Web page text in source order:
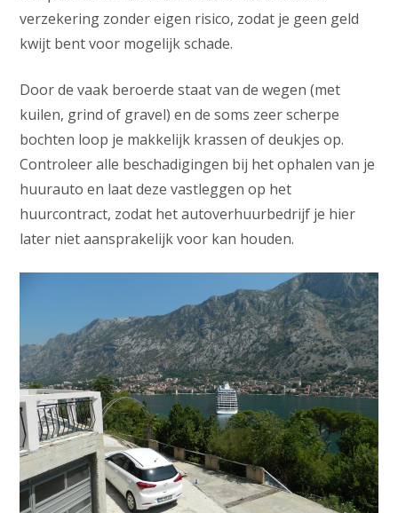
verzekering zonder eigen risico, zodat je geen geld
kwijt bent voor mogelijk schade.
Door de vaak beroerde staat van de wegen (met
kuilen, grind of gravel) en de soms zeer scherpe
bochten loop je makkelijk krassen of deukjes op.
Controleer alle beschadigingen bij het ophalen van je
huurauto en laat deze vastleggen op het
huurcontract, zodat het autoverhuurbedrijf je hier
later niet aansprakelijk voor kan houden.